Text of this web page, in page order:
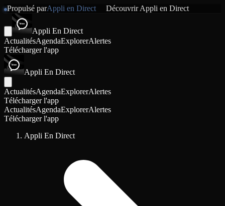
Propulsé parAppli en Direct DécouvrirAppli en Direct
Appli En Direct
ActualitésAgendaExplorerAlertes
Télécharger l'app
Appli En Direct
ActualitésAgendaExplorerAlertes
Télécharger l'app
ActualitésAgendaExplorerAlertes
Télécharger l'app
Appli En Direct